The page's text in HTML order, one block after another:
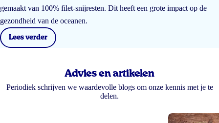
gemaakt van 100% filet-snijresten. Dit heeft een grote impact op de
gezondheid van de oceanen.
Lees verder
Advies en artikelen
Periodiek schrijven we waardevolle blogs om onze kennis met je te
delen.